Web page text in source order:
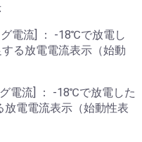
電流] ： -18℃で放電し
る放電電流表示（始動
電流] ： -18℃で放電した
電電流表示（始動性表